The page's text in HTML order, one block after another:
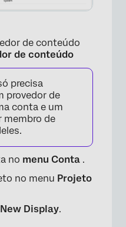
de conteúdo
de conteúdo
precisa
provedor de
conta e um
membro de
no menu Conta .
no menu Projeto
New Display.